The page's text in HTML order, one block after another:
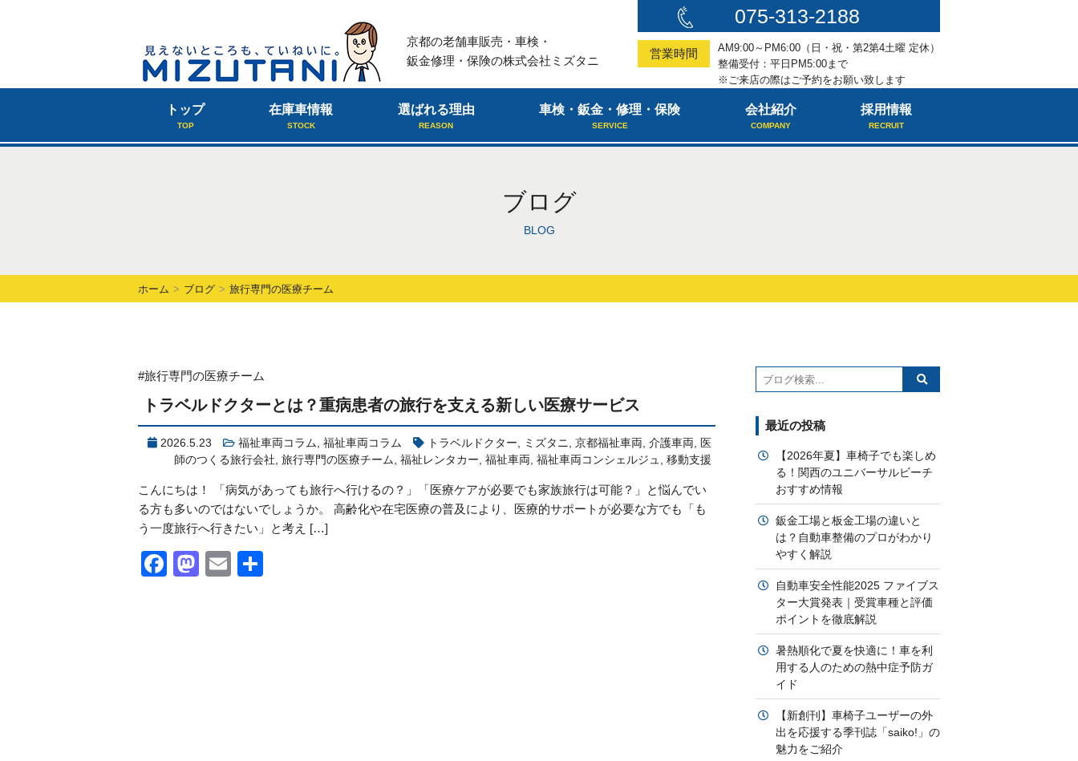
京都の老舗車販売・車検・
鈑金修理・保険の株式会社ミズタニ
075-313-2188
営業時間
AM9:00～PM6:00（日・祝・第2第4土曜 定休）
整備受付：平日PM5:00まで
※ご来店の際はご予約をお願い致します
トップ
TOP
在庫車情報
STOCK
選ばれる理由
REASON
車検・鈑金・修理・保険
SERVICE
会社紹介
COMPANY
採用情報
RECRUIT
ブログ
BLOG
ホーム ブログ 旅行専門の医療チーム
#旅行専門の医療チーム
トラベルドクターとは？重病患者の旅行を支える新しい医療サービス
2026.5.23 福祉車両コラム ,福祉車両コラム トラベルドクター ミズタニ ,京都福祉車両 ,介護車両
医
師のつくる旅行会社 ,旅行専門の医療チーム ,福祉レンタカー ,福祉車両 ,福祉車両コンシェルジュ ,移動支援
こんにちは！ 「病気があっても旅行へ行けるの？」「医療ケアが必要でも家族旅行は可能？」と悩んでい
る方も多いのではないでしょうか。 高齢化や在宅医療の普及により、医療的サポートが必要な方でも「も
う一度旅行へ行きたい」と考え […]
Facebook
Mastodon
Email
最近の投稿
【2026年夏】車椅子でも楽しめ
る！関西のユニバーサルビーチ
おすすめ情報
鈑金工場と板金工場の違いと
は？自動車整備のプロがわかり
やすく解説
自動車安全性能2025 ファイブス
ター大賞発表｜受賞車種と評価
ポイントを徹底解説
暑熱順化で夏を快適に！車を利
用する人のための熱中症予防ガ
イド
【新創刊】車椅子ユーザーの外
出を応援する季刊誌「saiko!」の
魅力をご紹介